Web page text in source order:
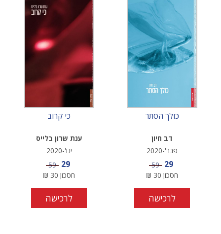
כולך הסתר
דב חיון
פבר'-2020
מחיר מבצע
29 מחיר
59
חסכון 30
₪
לרכישה
כי קרוב
ענת שרון בלייס
ינו'-2020
מחיר מבצע
29 מחיר
59
חסכון 30
₪
לרכישה